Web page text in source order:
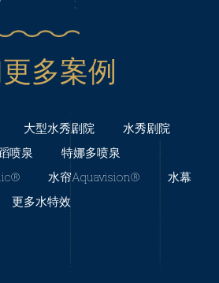
多案例
大型水秀剧院
水秀剧院
喷泉
特娜多喷泉
水帘Aquavision®️
水幕
更多水特效
院：环球影城夜间